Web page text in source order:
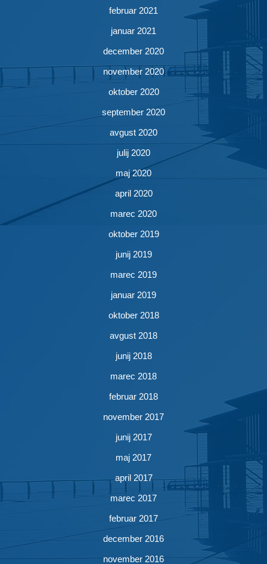
februar 2021
januar 2021
december 2020
november 2020
oktober 2020
september 2020
avgust 2020
julij 2020
maj 2020
april 2020
marec 2020
oktober 2019
junij 2019
marec 2019
januar 2019
oktober 2018
avgust 2018
junij 2018
marec 2018
februar 2018
november 2017
junij 2017
maj 2017
april 2017
marec 2017
februar 2017
december 2016
november 2016